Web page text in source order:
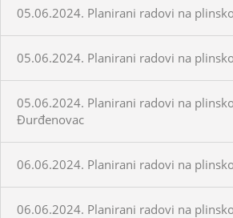
05.06.2024. Planirani radovi na
05.06.2024. Planirani radovi na
05.06.2024. Planirani radovi na
Đurđenovac
06.06.2024. Planirani radovi na
06.06.2024. Planirani radovi na